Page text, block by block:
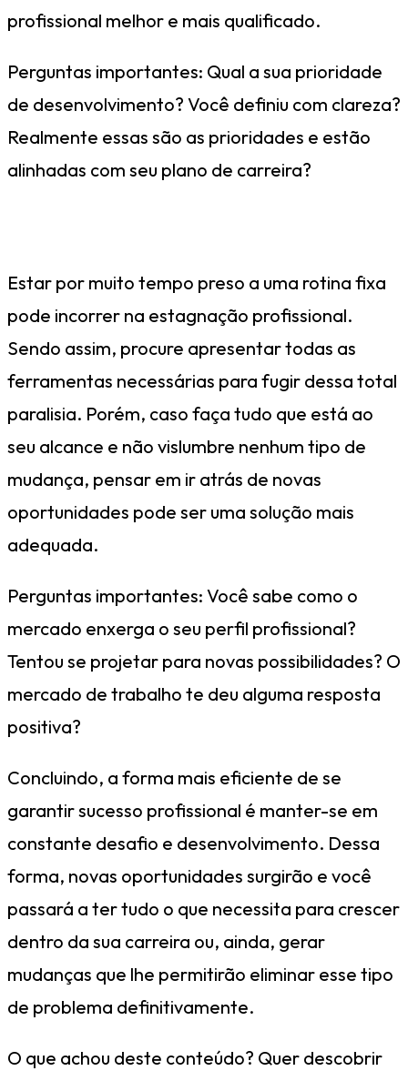
profissional melhor e mais qualificado.
Perguntas importantes: Qual a sua prioridade
de desenvolvimento? Você definiu com clareza?
Realmente essas são as prioridades e estão
alinhadas com seu plano de carreira?
Estar por muito tempo preso a uma rotina fixa
pode incorrer na estagnação profissional.
Sendo assim, procure apresentar todas as
ferramentas necessárias para fugir dessa total
paralisia. Porém, caso faça tudo que está ao
seu alcance e não vislumbre nenhum tipo de
mudança, pensar em ir atrás de novas
oportunidades pode ser uma solução mais
adequada.
Perguntas importantes: Você sabe como o
mercado enxerga o seu perfil profissional?
Tentou se projetar para novas possibilidades? O
mercado de trabalho te deu alguma resposta
positiva?
Concluindo, a forma mais eficiente de se
garantir sucesso profissional é manter-se em
constante desafio e desenvolvimento. Dessa
forma, novas oportunidades surgirão e você
passará a ter tudo o que necessita para crescer
dentro da sua carreira ou, ainda, gerar
mudanças que lhe permitirão eliminar esse tipo
de problema definitivamente.
O que achou deste conteúdo? Quer descobrir